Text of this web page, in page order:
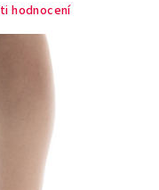
hodnocení